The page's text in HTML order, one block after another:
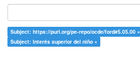
Subject: https://purl.org/pe-repo/ocde/ford#5.05.00 ×
Subject: Interés superior del niño ×